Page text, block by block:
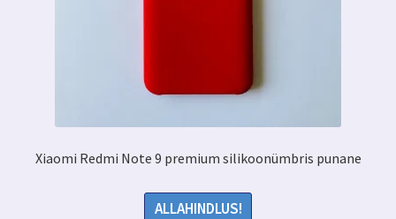
Xiaomi Redmi Note 9 premium silikoonümbris punane
ALLAHINDLUS!